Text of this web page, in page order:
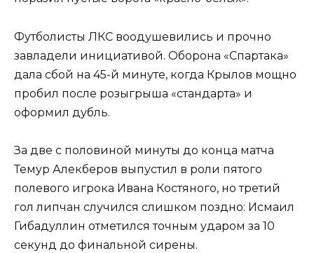
Футболисты ЛКС воодушевились и прочно
завладели инициативой. Оборона «Спартака»
дала сбой на 45-й минуте, когда Крылов мощно
пробил после розыгрыша «стандарта» и
оформил дубль.
За две с половиной минуты до конца матча
Темур Алекберов выпустил в роли пятого
полевого игрока Ивана Костяного, но третий
гол липчан случился слишком поздно: Исмаил
Гибадуллин отметился точным ударом за 10
секунд до финальной сирены.